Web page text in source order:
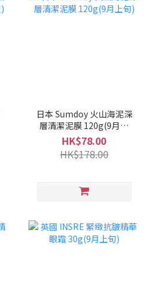
日本 Sumdoy 火山海泥深
層清潔泥膜 120g(9月上
旬)
HK$78.00
HK$178.00